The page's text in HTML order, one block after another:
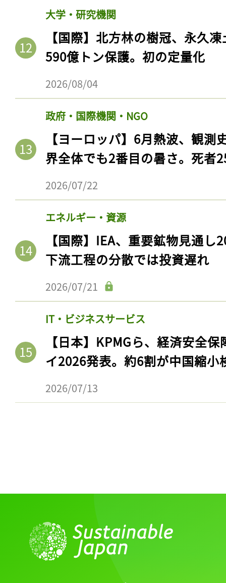
大学・研究機関
【国際】北方林の樹冠、永久
590億トン保護。初の定量化
2026/08/04
政府・国際機関・NGO
【ヨーロッパ】6月熱波、観
界全体でも2番目の暑さ。死者
2026/07/22
エネルギー・資源
【国際】IEA、重要鉱物見通
下流工程の分散では投資遅れ
2026/07/21
IT・ビジネスサービス
【日本】KPMGら、経済安全
イ2026発表。約6割が中国縮小
2026/07/13